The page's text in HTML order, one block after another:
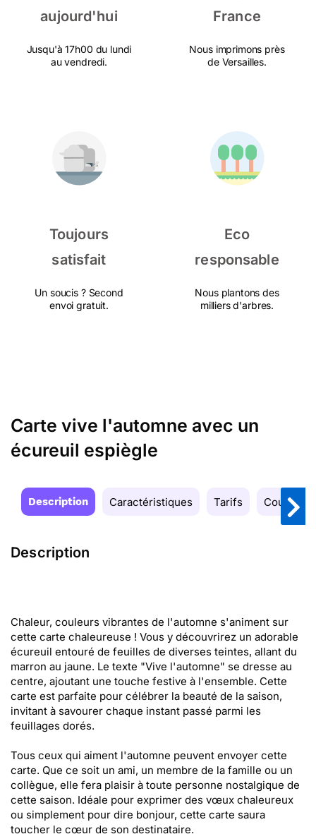
aujourd'hui
Jusqu'à 17h00 du lundi
au vendredi.
France
Nous imprimons près
de Versailles.
Toujours
satisfait
Un soucis ? Second
envoi gratuit.
Eco
responsable
Nous plantons des
milliers d'arbres.
Carte vive l'automne avec un
écureuil espiègle
Description Caractéristiques Tarifs Couleurs
Description
Chaleur, couleurs vibrantes de l'automne s'animent sur
cette carte chaleureuse ! Vous y découvrirez un adorable
écureuil entouré de feuilles de diverses teintes, allant du
marron au jaune. Le texte "Vive l'automne" se dresse au
centre, ajoutant une touche festive à l'ensemble. Cette
carte est parfaite pour célébrer la beauté de la saison,
invitant à savourer chaque instant passé parmi les
feuillages dorés.
Tous ceux qui aiment l'automne peuvent envoyer cette
carte. Que ce soit un ami, un membre de la famille ou un
collègue, elle fera plaisir à toute personne nostalgique de
cette saison. Idéale pour exprimer des vœux chaleureux
ou simplement pour dire bonjour, cette carte saura
toucher le cœur de son destinataire.